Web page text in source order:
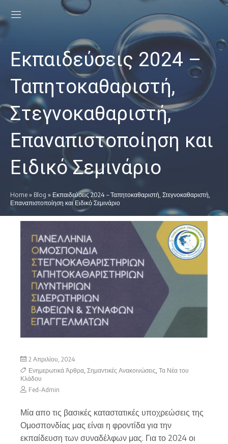
Εκπαιδεύσεις 2024 –
Ταπητοκαθαριστή,
Στεγνοκαθαριστή,
Επαναπιστοποίηση και
Ειδικό Σεμινάριο
Home » Blog » Εκπαιδεύσεις 2024 – Ταπητοκαθαριστή, Στεγνοκαθαριστή,
Επαναπιστοποίηση και Ειδικό Σεμινάριο
2 Απριλίου, 2024
Ενημερωτικά Άρθρα, Σημαντικές Ανακοινώσεις, Τα Νέα του
Κλάδου
Fed-Admin
Μία απο τις βασικές καταστατικές υποχρεώσεις της
Ομοσπονδίας μας είναι η φροντίδα για την
εκπαίδευση των συναδέλφων μας. Για το 2024 οι